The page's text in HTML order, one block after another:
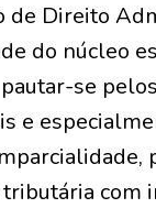
de Direito
do núcleo
se
e
com